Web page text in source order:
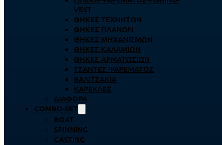
VEST
ΘΉΚΕΣ ΤΕΧΝΗΤΏΝ
ΘΉΚΕΣ ΠΛΆΝΩΝ
ΘΉΚΕΣ ΜΗΧΑΝΙΣΜΏΝ
ΘΉΚΕΣ ΚΑΛΑΜΙΏΝ
ΘΉΚΕΣ ΑΡΜΑΤΩΣΙΏΝ
ΤΣΆΝΤΕΣ ΨΑΡΈΜΑΤΟΣ
ΒΑΛΙΤΣΆΚΙΑ
ΚΑΡΈΚΛΕΣ
ΔΙΆΦΟΡΑ
COMBO-SET
BOAT
SPINNING
CASTING